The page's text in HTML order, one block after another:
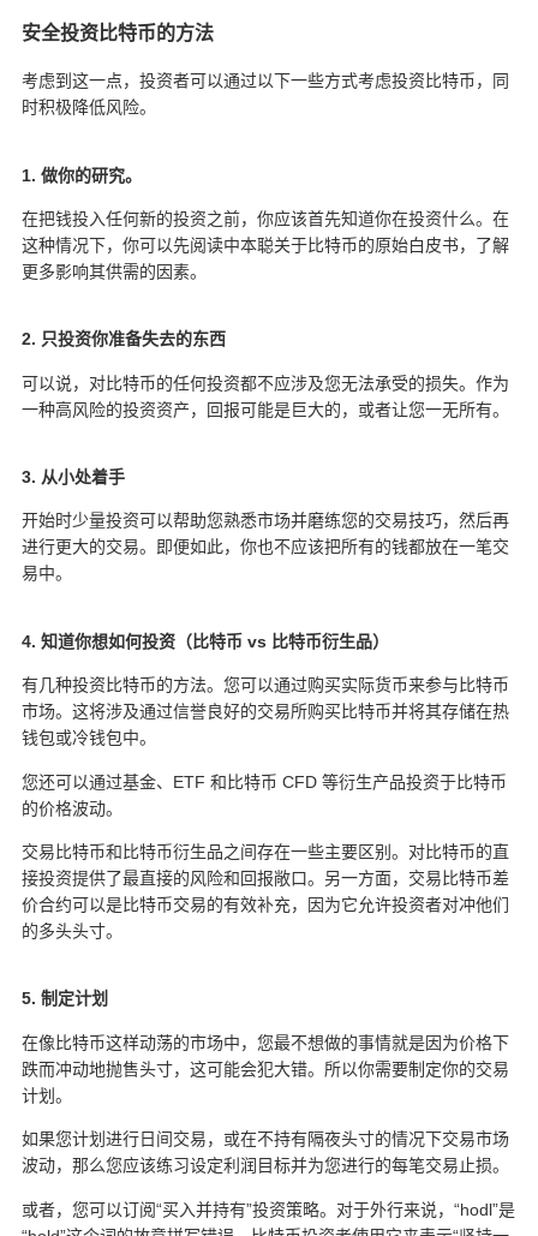
安全投资比特币的方法
考虑到这一点，投资者可以通过以下一些方式考虑投资比特币，同
时积极降低风险。
1. 做你的研究。
在把钱投入任何新的投资之前，你应该首先知道你在投资什么。在
这种情况下，你可以先阅读中本聪关于比特币的原始白皮书，了解
更多影响其供需的因素。
2. 只投资你准备失去的东西
可以说，对比特币的任何投资都不应涉及您无法承受的损失。作为
一种高风险的投资资产，回报可能是巨大的，或者让您一无所有。
3. 从小处着手
开始时少量投资可以帮助您熟悉市场并磨练您的交易技巧，然后再
进行更大的交易。即便如此，你也不应该把所有的钱都放在一笔交
易中。
4. 知道你想如何投资（比特币 vs 比特币衍生品）
有几种投资比特币的方法。您可以通过购买实际货币来参与比特币
市场。这将涉及通过信誉良好的交易所购买比特币并将其存储在热
钱包或冷钱包中。
您还可以通过基金、ETF 和比特币 CFD 等衍生产品投资于比特币
的价格波动。
交易比特币和比特币衍生品之间存在一些主要区别。对比特币的直
接投资提供了最直接的风险和回报敞口。另一方面，交易比特币差
价合约可以是比特币交易的有效补充，因为它允许投资者对冲他们
的多头头寸。
5. 制定计划
在像比特币这样动荡的市场中，您最不想做的事情就是因为价格下
跌而冲动地抛售头寸，这可能会犯大错。所以你需要制定你的交易
计划。
如果您计划进行日间交易，或在不持有隔夜头寸的情况下交易市场
波动，那么您应该练习设定利润目标并为您进行的每笔交易止损。
或者，您可以订阅“买入并持有”投资策略。对于外行来说，“hodl”是